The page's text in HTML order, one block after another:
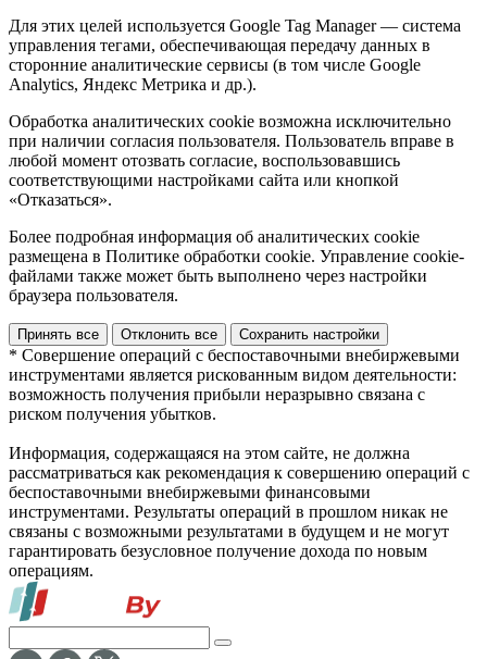
Для этих целей используется Google Tag Manager — система
управления тегами, обеспечивающая передачу данных в
сторонние аналитические сервисы (в том числе Google
Analytics, Яндекс Метрика и др.).
Обработка аналитических cookie возможна исключительно
при наличии согласия пользователя. Пользователь вправе в
любой момент отозвать согласие, воспользовавшись
соответствующими настройками сайта или кнопкой
«Отказаться».
Более подробная информация об аналитических cookie
размещена в Политике обработки cookie. Управление cookie-
файлами также может быть выполнено через настройки
браузера пользователя.
Принять все Отклонить все Сохранить настройки
* Совершение операций с беспоставочными внебиржевыми
инструментами является рискованным видом деятельности:
возможность получения прибыли неразрывно связана с
риском получения убытков.
Информация, содержащаяся на этом сайте, не должна
рассматриваться как рекомендация к совершению операций с
беспоставочными внебиржевыми финансовыми
инструментами. Результаты операций в прошлом никак не
связаны с возможными результатами в будущем и не могут
гарантировать безусловное получение дохода по новым
операциям.